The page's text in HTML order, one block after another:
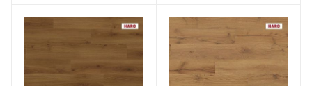
Країна-виробник
Tritty 100